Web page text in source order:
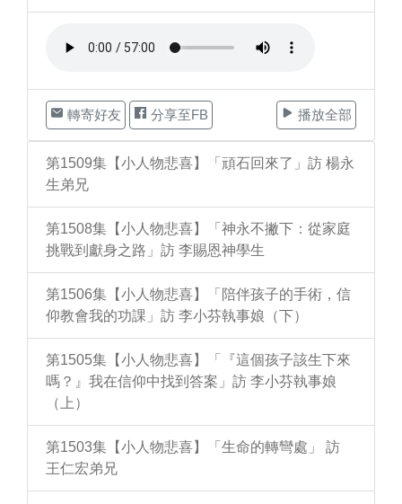
轉寄好友 分享至FB 播放全部
第1509集【小人物悲喜】「頑石回來了」訪 楊永
生弟兄
第1508集【小人物悲喜】「神永不撇下：從家庭
挑戰到獻身之路」訪 李賜恩神學生
第1506集【小人物悲喜】「陪伴孩子的手術，信
仰教會我的功課」訪 李小芬執事娘（下）
第1505集【小人物悲喜】「『這個孩子該生下來
嗎？』我在信仰中找到答案」訪 李小芬執事娘
（上）
第1503集【小人物悲喜】「生命的轉彎處」 訪
王仁宏弟兄